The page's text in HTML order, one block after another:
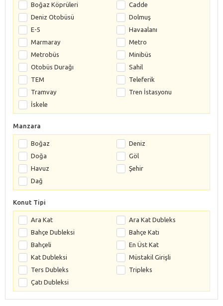
Boğaz Köprüleri
Cadde
Deniz Otobüsü
Dolmuş
E-5
Havaalanı
Marmaray
Metro
Metrobüs
Minibüs
Otobüs Durağı
Sahil
TEM
Teleferik
Tramvay
Tren İstasyonu
İskele
Manzara
Boğaz
Deniz
Doğa
Göl
Havuz
Şehir
Dağ
Konut Tipi
Ara Kat
Ara Kat Dubleks
Bahçe Dubleksi
Bahçe Katı
Bahçeli
En Üst Kat
Kat Dubleksi
Müstakil Girişli
Ters Dubleks
Tripleks
Çatı Dubleksi